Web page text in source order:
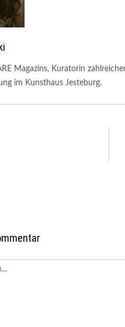
Magazins, Kuratorin
im Kunsthaus Jesteburg.